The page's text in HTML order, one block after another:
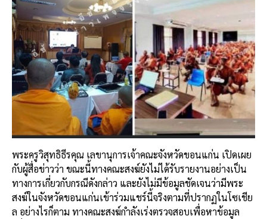
พระครูวิสุทธิธีรคุณ เลขานุการเจ้าคณะจังหวัดขอนแก่น เปิดเผย
กับผู้สื่อข่าวว่า ขณะนี้ทางคณะสงฆ์ยังไม่ได้รับรายงานอย่างเป็น
ทางการเกี่ยวกับกรณีดังกล่าว และยังไม่มีข้อมูลชัดเจนว่ามีพระ
สงฆ์ในจังหวัดขอนแก่นเข้าร่วมแชร์นี้จริงตามที่ปรากฏในโซเชีย
ล อย่างไรก็ตาม ทางคณะสงฆ์กำลังเร่งตรวจสอบเพื่อหาข้อมูล